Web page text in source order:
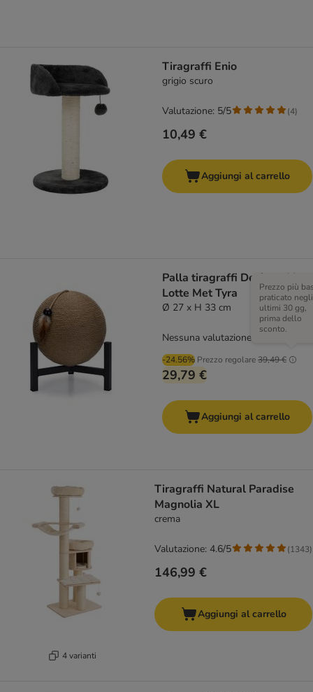
Tiragraffi Enio
grigio scuro
10,49 €
Valutazione: 5/5 (4)
Aggiungi al carrello
Palla tiragraffi Designed by
Lotte Met Tyra
Ø 27 x H 33 cm
-24.56% Prezzo regolare39,49 €
Prezzo più
praticato negli
ultimi 30 gg,
prima dello
sconto.
29,79 €
Nessuna valutazione
Aggiungi al carrello
4 varianti
Tiragraffi Natural Paradise
Magnolia XL
crema
146,99 €
Valutazione: 4.6/5 (1343)
Aggiungi al carrello